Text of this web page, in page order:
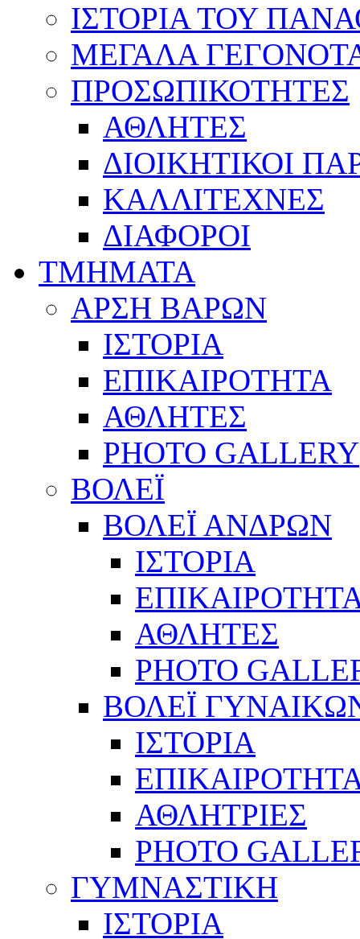
ΙΣΤΟΡΙΑ ΤΟΥ
ΜΕΓΑΛΑ
ΠΡΟΣΩΠΙΚΟΤΗΤΕΣ
ΑΘΛΗΤΕΣ
ΔΙΟΙΚΗΤΙΚΟΙ
ΚΑΛΛΙΤΕΧΝΕΣ
ΔΙΑΦΟΡΟΙ
ΤΜΗΜΑΤΑ
ΑΡΣΗ ΒΑΡΩΝ
ΙΣΤΟΡΙΑ
ΕΠΙΚΑΙΡΟΤΗΤΑ
ΑΘΛΗΤΕΣ
PHOTO GALLERY
ΒΟΛΕΪ
ΒΟΛΕΪ ΑΝΔΡΩΝ
ΙΣΤΟΡΙΑ
ΑΘΛΗΤΕΣ
PHOTO
ΒΟΛΕΪ
ΙΣΤΟΡΙΑ
ΑΘΛΗΤΡΙΕΣ
PHOTO
ΓΥΜΝΑΣΤΙΚΗ
ΙΣΤΟΡΙΑ